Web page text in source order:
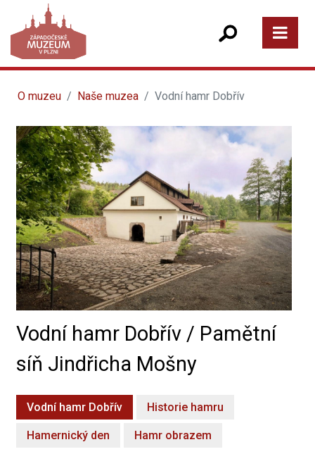
O muzeu Naše muzea Vodní hamr Dobřív
Vodní hamr Dobřív / Pamětní
síň Jindřicha Mošny
Vodní hamr Dobřív Historie hamru
Hamernický den Hamr obrazem